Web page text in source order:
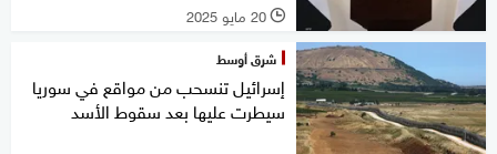
l 20 مايو 2025
شرق أوسط
إسرائيل تنسحب من مواقع في سوريا
سيطرت عليها بعد سقوط الأسد